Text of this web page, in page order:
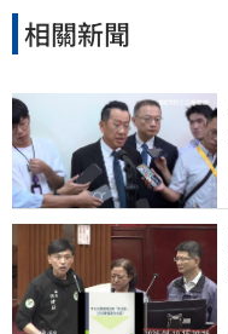
相關新聞